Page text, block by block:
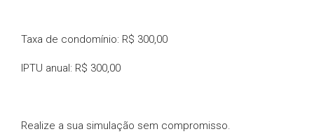
Taxa de condomínio: R$ 300,00
IPTU anual: R$ 300,00
Realize a sua simulação sem compromisso.